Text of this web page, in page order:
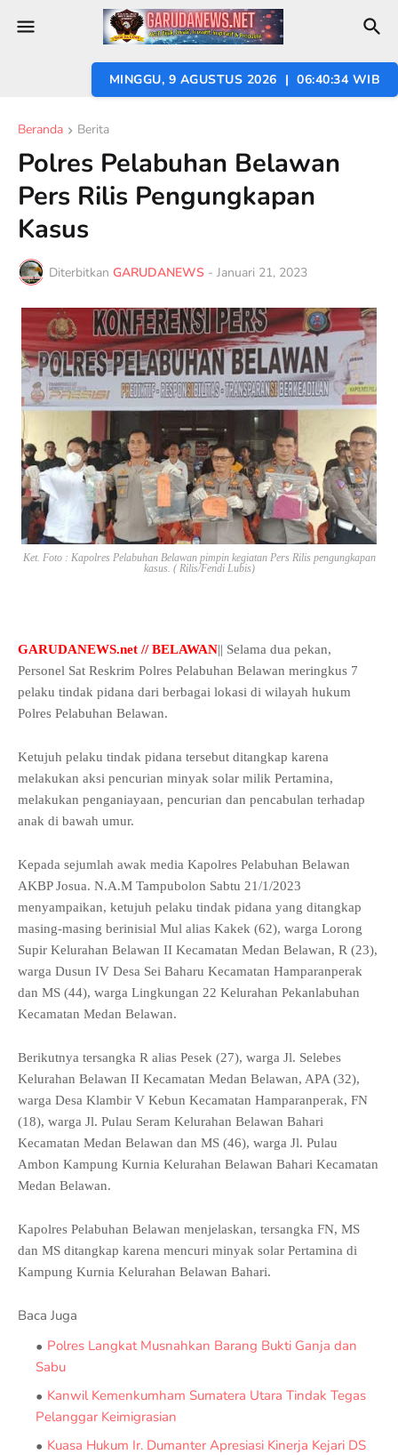
MINGGU, 9 AGUSTUS 2026 | 06:40:35 WIB
Beranda Berita
Polres Pelabuhan Belawan
Pers Rilis Pengungkapan
Kasus
Diterbitkan GARUDANEWS - Januari 21, 2023
Ket. Foto : Kapolres Pelabuhan Belawan pimpin kegiatan Pers Rilis pengungkapan
kasus. ( Rilis/Fendi Lubis)
GARUDANEWS.net // BELAWAN|| Selama dua pekan,
Personel Sat Reskrim Polres Pelabuhan Belawan meringkus 7
pelaku tindak pidana dari berbagai lokasi di wilayah hukum
Polres Pelabuhan Belawan.
Ketujuh pelaku tindak pidana tersebut ditangkap karena
melakukan aksi pencurian minyak solar milik Pertamina,
melakukan penganiayaan, pencurian dan pencabulan terhadap
anak di bawah umur.
Kepada sejumlah awak media Kapolres Pelabuhan Belawan
AKBP Josua. N.A.M Tampubolon Sabtu 21/1/2023
menyampaikan, ketujuh pelaku tindak pidana yang ditangkap
masing-masing berinisial Mul alias Kakek (62), warga Lorong
Supir Kelurahan Belawan II Kecamatan Medan Belawan, R (23),
warga Dusun IV Desa Sei Baharu Kecamatan Hamparanperak
dan MS (44), warga Lingkungan 22 Kelurahan Pekanlabuhan
Kecamatan Medan Belawan.
Berikutnya tersangka R alias Pesek (27), warga Jl. Selebes
Kelurahan Belawan II Kecamatan Medan Belawan, APA (32),
warga Desa Klambir V Kebun Kecamatan Hamparanperak, FN
(18), warga Jl. Pulau Seram Kelurahan Belawan Bahari
Kecamatan Medan Belawan dan MS (46), warga Jl. Pulau
Ambon Kampung Kurnia Kelurahan Belawan Bahari Kecamatan
Medan Belawan.
Kapolres Pelabuhan Belawan menjelaskan, tersangka FN, MS
dan MS ditangkap karena mencuri minyak solar Pertamina di
Kampung Kurnia Kelurahan Belawan Bahari.
Baca Juga
Polres Langkat Musnahkan Barang Bukti Ganja dan
Sabu
Kanwil Kemenkumham Sumatera Utara Tindak Tegas
Pelanggar Keimigrasian
Kuasa Hukum Ir. Dumanter Apresiasi Kinerja Kejari DS